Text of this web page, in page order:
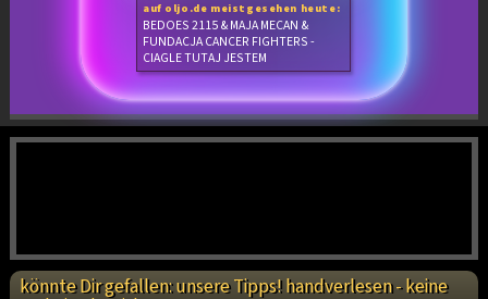
auf oljo.de meistgesehen heute:
BEDOES 2115 & MAJA MECAN &
FUNDACJA CANCER FIGHTERS -
CIAGLE TUTAJ JESTEM
könnte Dir gefallen: unsere Tipps! handverlesen - keine